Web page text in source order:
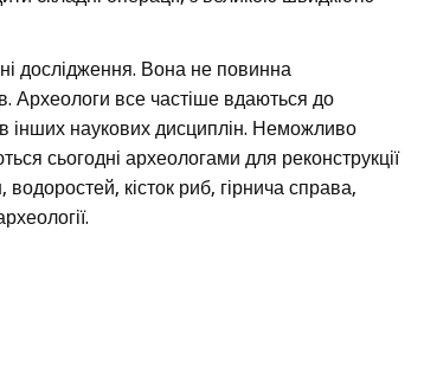
дослідження. Вона не повинна
Археологи все частіше вдаються до
інших наукових дисциплін. Неможливо
сьогодні археологами для реконструкції
кісток риб, гірнича справа,